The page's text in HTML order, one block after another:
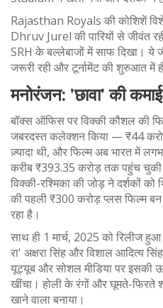
Rajasthan Royals की कोशिशें
Dhruv Jurel की पारियों से जीवंत
SRH के बल्लेबाजों में साफ दिखा। ये
जरूरी रही और टूर्नामेंट की शुरुआत में
मनोरंजन: 'छावा' की
बॉक्स ऑफिस पर विक्की कौशल की
जबरदस्त कलेक्शन किया — ₹44
ज़्यादा थी, और फिल्म अब भारत में
करीब ₹393.35 करोड़ तक पहुंच
विक्की-रश्मिका की जोड़ ने दर्शकों
की पहली ₹300 करोड़ प्लस फिल्म
रहा है।
साथ ही 1 मार्च, 2025 को रिलीज हुआ
रा' अक्षरा सिंह और विशाल आदित्य
यूट्यूब और सोशल मीडिया पर इसकी
खींचा। होली के रंगों और घूमते-
खाने वाला बनाया।